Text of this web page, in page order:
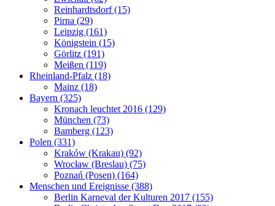
Reinhardtsdorf (15)
Pirna (29)
Leipzig (161)
Königstein (15)
Görlitz (191)
Meißen (119)
Rheinland-Pfalz (18)
Mainz (18)
Bayern (325)
Kronach leuchtet 2016 (129)
München (73)
Bamberg (123)
Polen (331)
Kraków (Krakau) (92)
Wrocław (Breslau) (75)
Poznań (Posen) (164)
Menschen und Ereignisse (388)
Berlin Karneval der Kulturen 2017 (155)